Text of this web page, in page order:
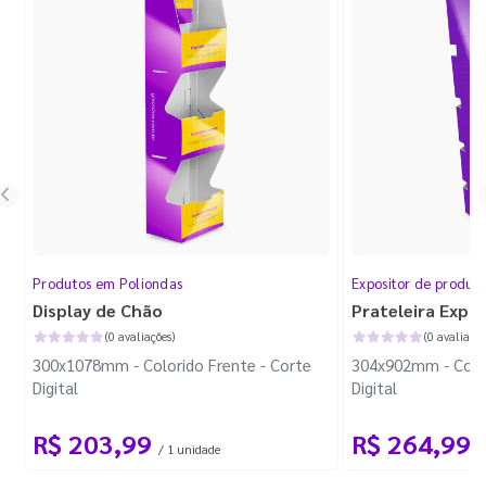
Produtos em Poliondas
Display de Chão
(0 avaliações)
300x1078mm - Colorido Frente - Corte
Digital
R$ 203,99 / 1 unidade
Expositor de
Prateleira
(0
304x902mm -
Digital
R$ 264,99